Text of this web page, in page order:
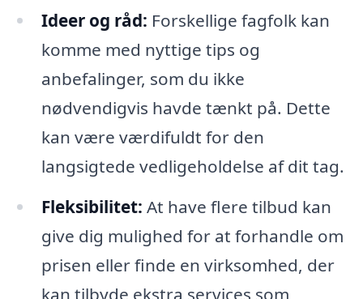
Ideer og råd: Forskellige fagfolk kan
komme med nyttige tips og
anbefalinger, som du ikke
nødvendigvis havde tænkt på. Dette
kan være værdifuldt for den
langsigtede vedligeholdelse af dit tag.
Fleksibilitet: At have flere tilbud kan
give dig mulighed for at forhandle om
prisen eller finde en virksomhed, der
kan tilbyde ekstra services som